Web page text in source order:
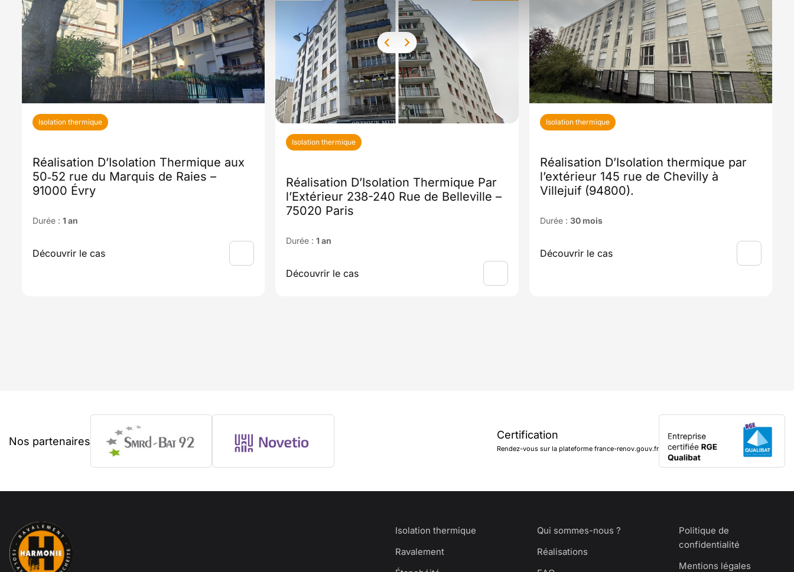
Isolation thermique
Réalisation D’Isolation Thermique aux
50‑52 rue du Marquis de Raies –
91000 Évry
Durée : 1 an
Découvrir le cas
Isolation thermique
Réalisation D’Isolation Thermique Par
l’Extérieur 238-240 Rue de Belleville –
75020 Paris
Durée :1 an
Découvrir le cas
Isolation thermique
Réalisation D’Isolation thermique par
l’extérieur 145 rue de Chevilly à
Villejuif (94800).
Durée : 30 mois
Découvrir le cas
Nos partenaires Certification
Rendez-vous sur la plateforme france-renov.gouv.fr
Isolation thermique
Ravalement
Qui sommes-nous ?
Réalisations
Politique de
confidentialité
Mentions légales